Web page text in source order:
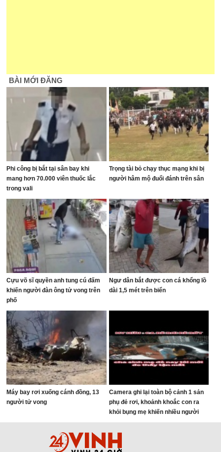
BÀI MỚI ĐĂNG
Phi công bị bắt tại sân bay khi
mang hơn 70.000 viên thuốc lắc
trong vali
Trọng tài bỏ chạy thục mạng khi bị
người hâm mộ đuổi đánh trên sân
Cựu võ sĩ quyền anh tung cú đấm
khiến người đàn ông tử vong trên
phố
Ngư dân bắt được con cá khổng lồ
dài 1,5 mét trên biển
Máy bay rơi xuống cánh đồng, 13
người tử vong
Camera ghi lại toàn bộ cảnh 1 sản
phụ đẻ rơi, khoảnh khoắc con ra
khỏi bụng mẹ khiến nhiều người
thót tim